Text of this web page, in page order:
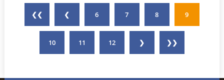
❮❮ ❮ 6 7 8 9
10 11 12 ❯ ❯❯